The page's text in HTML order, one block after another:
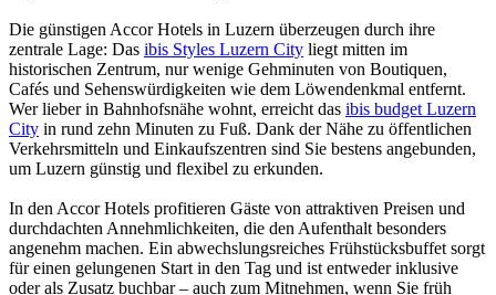
Die günstigen Accor Hotels in Luzern überzeugen durch ihre
zentrale Lage: Das ibis Styles Luzern City liegt mitten im
historischen Zentrum, nur wenige Gehminuten von Boutiquen,
Cafés und Sehenswürdigkeiten wie dem Löwendenkmal entfernt.
Wer lieber in Bahnhofsnähe wohnt, erreicht das ibis budget Luzern
City in rund zehn Minuten zu Fuß. Dank der Nähe zu öffentlichen
Verkehrsmitteln und Einkaufszentren sind Sie bestens angebunden,
um Luzern günstig und flexibel zu erkunden.
In den Accor Hotels profitieren Gäste von attraktiven Preisen und
durchdachten Annehmlichkeiten, die den Aufenthalt besonders
angenehm machen. Ein abwechslungsreiches Frühstücksbuffet sorgt
für einen gelungenen Start in den Tag und ist entweder inklusive
oder als Zusatz buchbar – auch zum Mitnehmen, wenn Sie früh